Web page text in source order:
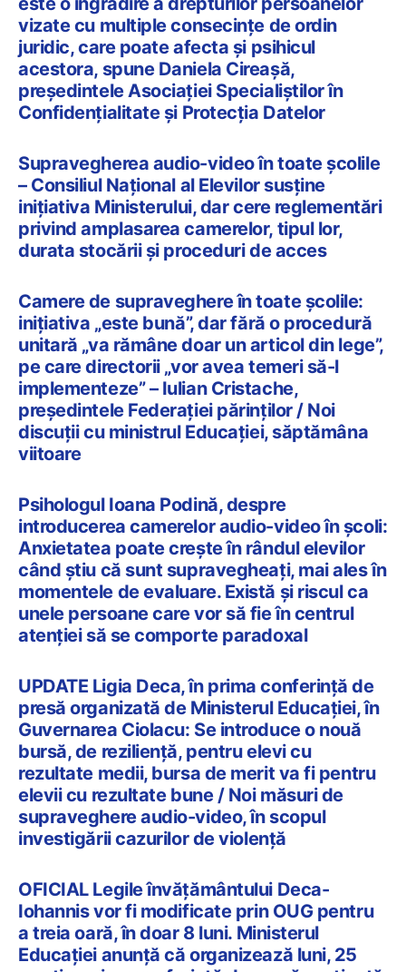
vizate cu multiple consecințe de ordin
juridic, care poate afecta și psihicul
acestora, spune Daniela Cireașă,
președintele Asociației Specialiștilor în
Confidențialitate și Protecția Datelor
Supravegherea audio-video în toate școlile
– Consiliul Național al Elevilor susține
inițiativa Ministerului, dar cere reglementări
privind amplasarea camerelor, tipul lor,
durata stocării și proceduri de acces
Camere de supraveghere în toate școlile:
inițiativa „este bună”, dar fără o procedură
unitară „va rămâne doar un articol din lege”,
pe care directorii „vor avea temeri să-l
implementeze” – Iulian Cristache,
președintele Federației părinților / Noi
discuții cu ministrul Educației, săptămâna
viitoare
Psihologul Ioana Podină, despre
introducerea camerelor audio-video în școli:
Anxietatea poate crește în rândul elevilor
când știu că sunt supravegheați, mai ales în
momentele de evaluare. Există și riscul ca
unele persoane care vor să fie în centrul
atenției să se comporte paradoxal
UPDATE Ligia Deca, în prima conferință de
presă organizată de Ministerul Educației, în
Guvernarea Ciolacu: Se introduce o nouă
bursă, de reziliență, pentru elevi cu
rezultate medii, bursa de merit va fi pentru
elevii cu rezultate bune / Noi măsuri de
supraveghere audio-video, în scopul
investigării cazurilor de violență
OFICIAL Legile învățământului Deca-
Iohannis vor fi modificate prin OUG pentru
a treia oară, în doar 8 luni. Ministerul
Educației anunță că organizează luni, 25